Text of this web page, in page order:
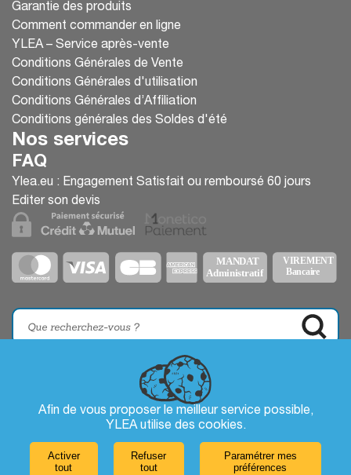
Afin de vous proposer le meilleur service possible,
YLEA utilise des cookies.
Activer
tout
Refuser
tout
Paramétrer mes
préférences
Garantie des produits
Comment commander en ligne
YLEA – Service après-vente
Conditions Générales de Vente
Conditions Générales d'utilisation
Conditions Générales d’Affiliation
Conditions générales des Soldes d'été
Nos services
FAQ
Ylea.eu : Engagement Satisfait ou remboursé 60 jours
Editer son devis